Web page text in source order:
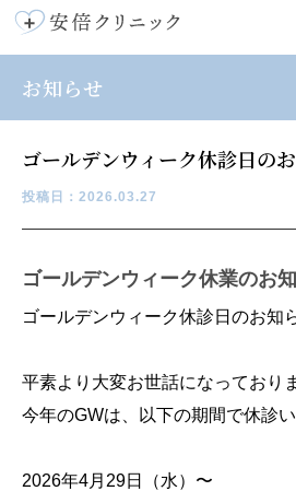
お知らせ
ゴールデンウィーク休診日の
投稿日：2026.03.27
ゴールデンウィーク休業のお
ゴールデンウィーク休診日のお知
平素より大変お世話になっており
今年のGWは、以下の期間で休診い
2026年4月29日（水）〜